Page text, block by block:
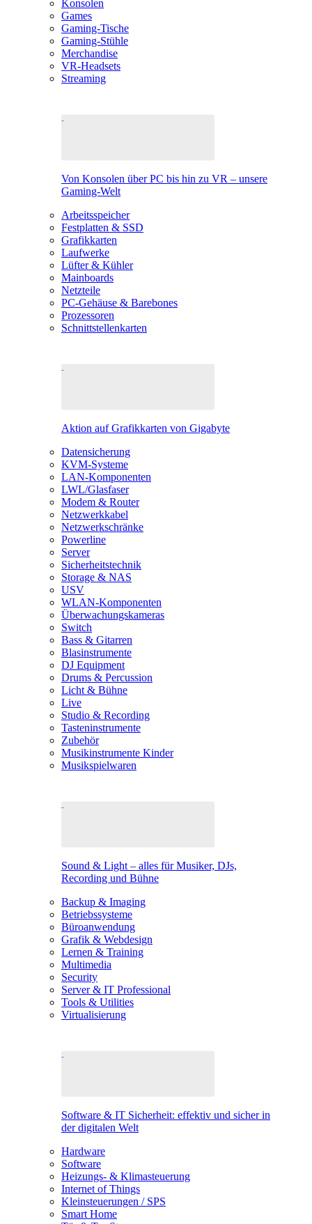
Konsolen
Games
Gaming-Tische
Gaming-Stühle
Merchandise
VR-Headsets
Streaming
Von Konsolen über PC bis hin zu VR – unsere
Gaming-Welt
Arbeitsspeicher
Festplatten & SSD
Grafikkarten
Laufwerke
Lüfter & Kühler
Mainboards
Netzteile
PC-Gehäuse & Barebones
Prozessoren
Schnittstellenkarten
Aktion auf Grafikkarten von Gigabyte
Datensicherung
KVM-Systeme
LAN-Komponenten
LWL/Glasfaser
Modem & Router
Netzwerkkabel
Netzwerkschränke
Powerline
Server
Sicherheitstechnik
Storage & NAS
USV
WLAN-Komponenten
Überwachungskameras
Switch
Bass & Gitarren
Blasinstrumente
DJ Equipment
Drums & Percussion
Licht & Bühne
Live
Studio & Recording
Tasteninstrumente
Zubehör
Musikinstrumente Kinder
Musikspielwaren
Sound & Light – alles für Musiker, DJs,
Recording und Bühne
Backup & Imaging
Betriebssysteme
Büroanwendung
Grafik & Webdesign
Lernen & Training
Multimedia
Security
Server & IT Professional
Tools & Utilities
Virtualisierung
Software & IT Sicherheit: effektiv und sicher in
der digitalen Welt
Hardware
Software
Heizungs- & Klimasteuerung
Internet of Things
Kleinsteuerungen / SPS
Smart Home